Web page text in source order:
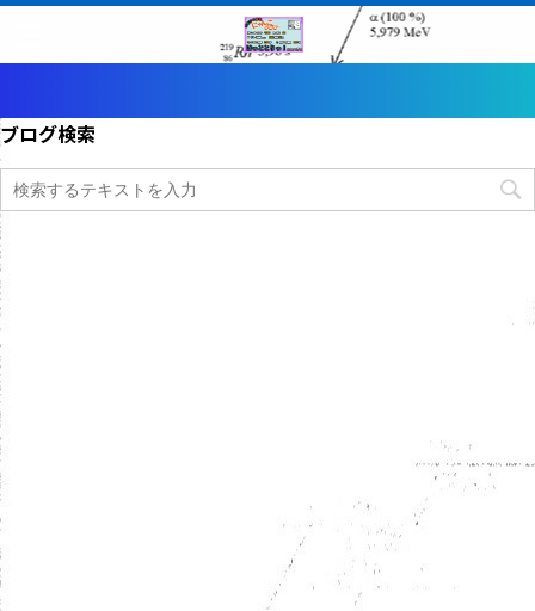
ブログ検索